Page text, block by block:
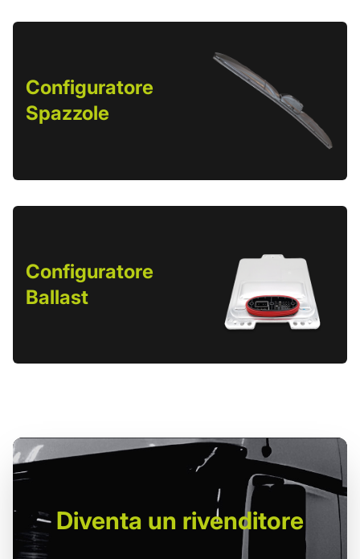
Configuratore
Spazzole
Configuratore
Ballast
Diventa un rivenditore